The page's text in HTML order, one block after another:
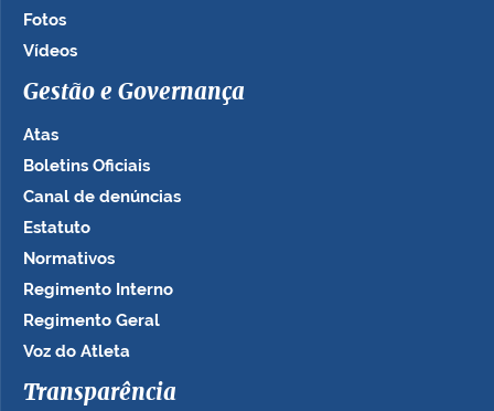
Fotos
Vídeos
Gestão e Governança
Atas
Boletins Oficiais
Canal de denúncias
Estatuto
Normativos
Regimento Interno
Regimento Geral
Voz do Atleta
Transparência